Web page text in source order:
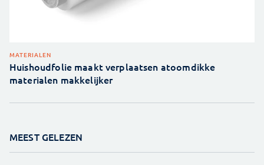
MATERIALEN
Huishoudfolie maakt verplaatsen atoomdikke
materialen makkelijker
MEEST GELEZEN